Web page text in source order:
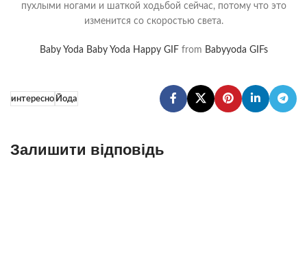
пухлыми ногами и шаткой ходьбой сейчас, потому что это
изменится со скоростью света.
Baby Yoda Baby Yoda Happy GIF from Babyyoda GIFs
интересноЙода
Залишити відповідь